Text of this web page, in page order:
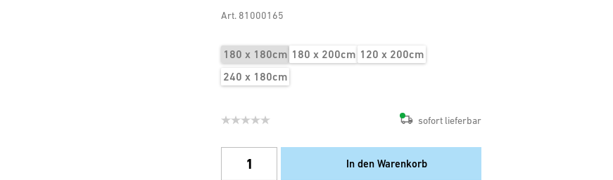
Art. 81000165
180 x 180cm 180 x 200cm 120 x 200cm
240 x 180cm
sofort lieferbar
In den Warenkorb